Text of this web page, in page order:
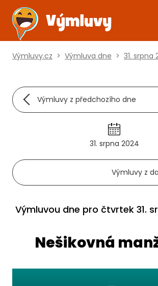
Výmluvy.cz > Výmluva dne > 31. srpna
Výmluvy z předchozího dne
31. srpna 2024
Výmluvy z
Výmluvou dne pro čtvrtek 31.
Nešikovná